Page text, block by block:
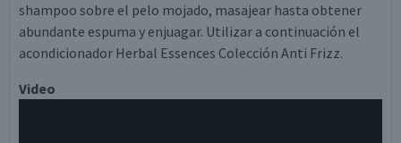
shampoo sobre el pelo mojado, masajear hasta obtener
abundante espuma y enjuagar. Utilizar a continuación el
acondicionador Herbal Essences Colección Anti Frizz.
Video